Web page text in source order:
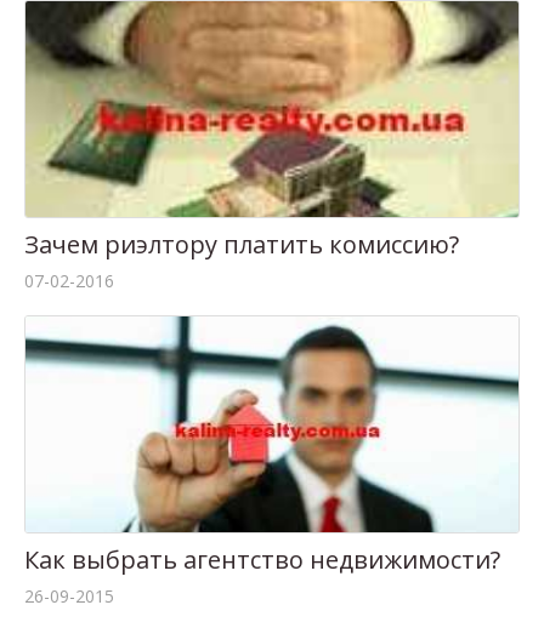
Зачем риэлтору платить комиссию?
07-02-2016
Как выбрать агентство недвижимости?
26-09-2015